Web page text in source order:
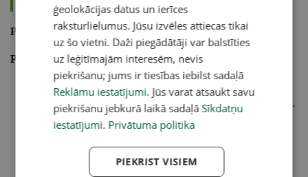
savairošanās gadījumā.
Pelašķu uzlējums
Pret laputīm, tripšiem, tīklērcēm un kāpuriem
2,5 kilogramus svaigu vai 800 gramu kaltētu
sasmalcinātu pelašķu aplej ar 10 litriem karsta ūdens.
Maisījumu slēgtā traukā uz lēnas uguns karsē
aptuveni 30 minūtes.
Pēc atdzesēšanas izkāš un ar šķīdumu apsmidzina
ģeolokācijas datus un ierīces
raksturlielumus. Jūsu izvēles attiecas tikai
uz šo vietni. Daži piegādātāji var balstīties
uz leģitīmajām interesēm, nevis
piekrišanu; jums ir tiesības iebilst sadaļā
Reklāmu iestatījumi. Jūs varat atsaukt savu
piekrišanu jebkurā laikā sadaļā Sīkdatņu
iestatījumi. Privātuma politika
PIEKRIST VISIEM